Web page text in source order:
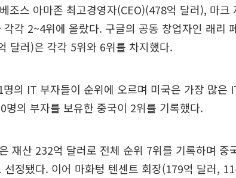
조스 아마존 최고경영자(CEO)(478억 달러), 마크
각각 2~4위에 올랐다. 구글의 공동 창업자인 래리
달러)은 각각 5위와 6위를 차지했다.
의 IT 부자들이 순위에 오르며 미국은 가장 많은
명의 부자를 보유한 중국이 2위를 기록했다.
재산 232억 달러로 전체 순위 7위를 기록하며 중
정됐다. 이어 마화텅 텐센트 회장(179억 달러,